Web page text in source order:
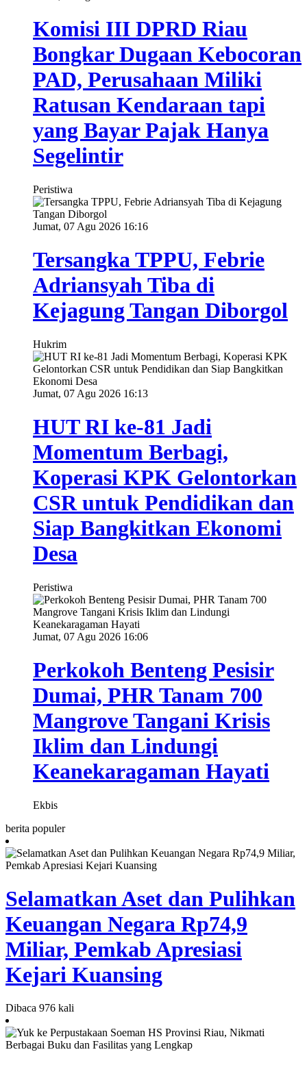
Komisi III DPRD Riau
Bongkar Dugaan Kebocoran
PAD, Perusahaan Miliki
Ratusan Kendaraan tapi
yang Bayar Pajak Hanya
Segelintir
Peristiwa
Jumat, 07 Agu 2026 16:16
Tersangka TPPU, Febrie
Adriansyah Tiba di
Kejagung Tangan Diborgol
Hukrim
Jumat, 07 Agu 2026 16:13
HUT RI ke-81 Jadi
Momentum Berbagi,
Koperasi KPK Gelontorkan
CSR untuk Pendidikan dan
Siap Bangkitkan Ekonomi
Desa
Peristiwa
Jumat, 07 Agu 2026 16:06
Perkokoh Benteng Pesisir
Dumai, PHR Tanam 700
Mangrove Tangani Krisis
Iklim dan Lindungi
Keanekaragaman Hayati
Ekbis
berita populer
Selamatkan Aset dan Pulihkan
Keuangan Negara Rp74,9
Miliar, Pemkab Apresiasi
Kejari Kuansing
Dibaca 976 kali